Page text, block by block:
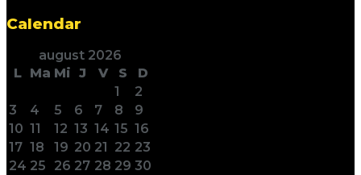
Calendar
august 2026
L Ma Mi J V S
D
1
2
3
4 5 6 7 8
9
10 11 12 13 14 15 16
17 18 19 20 21 22 23
24 25 26 27 28 29 30